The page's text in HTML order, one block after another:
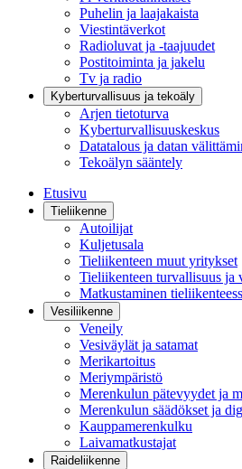
Puhelin ja laajakaista
Viestintäverkot
Radioluvat ja -taajuudet
Postitoiminta ja jakelu
Tv ja radio
Kyberturvallisuus ja tekoäly
Arjen tietoturva
Kyberturvallisuuskeskus
Datatalous ja datan
Tekoälyn sääntely
Etusivu
Tieliikenne
Autoilijat
Kuljetusala
Tieliikenteen muut yritykset
Tieliikenteen turvallisuus ja
Matkustaminen
Vesiliikenne
Veneily
Vesiväylät ja satamat
Merikartoitus
Meriympäristö
Merenkulun pätevyydet ja
Merenkulun säädökset ja
Kauppamerenkulku
Laivamatkustajat
Raideliikenne